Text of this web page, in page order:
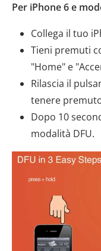
Per iPhone 6 e
Collega il tuo
Tieni premuti
"Home" e
Rilascia il
tenere
Dopo 10
modalità DFU.